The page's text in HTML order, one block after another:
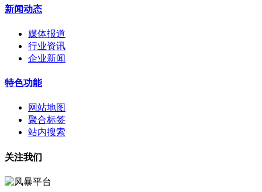
新闻动态
媒体报道
行业资讯
企业新闻
特色功能
网站地图
聚合标签
站内搜索
关注我们